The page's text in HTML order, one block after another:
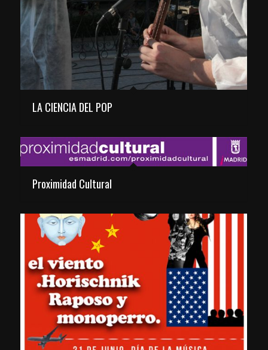
LA CIENCIA DEL POP
Proximidad Cultural